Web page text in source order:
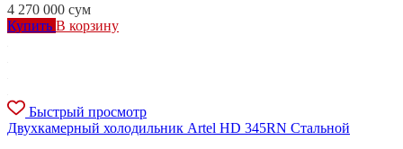
4 270 000 сум
Купить В корзину
Быстрый просмотр
Двухкамерный холодильник Artel HD 345RN Стальной